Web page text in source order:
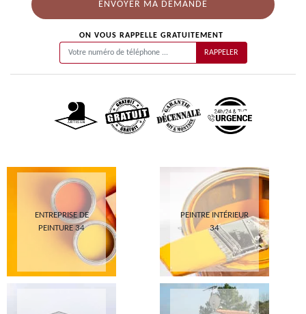
ON VOUS RAPPELLE GRATUITEMENT
ENTREPRISE DE
PEINTURE 34
PEINTRE INTÉRIEUR
34